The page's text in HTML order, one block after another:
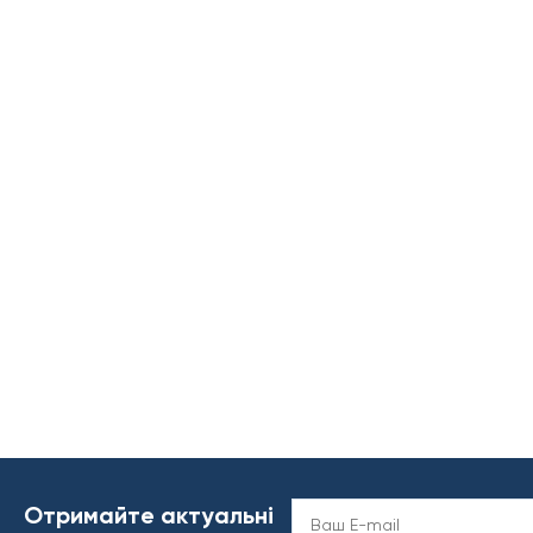
Отримайте актуальні